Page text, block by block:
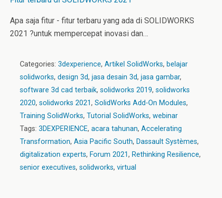
Apa saja fitur - fitur terbaru yang ada di SOLIDWORKS
2021 ?untuk mempercepat inovasi dan…
Categories: 3dexperience, Artikel SolidWorks, belajar
solidworks, design 3d, jasa desain 3d, jasa gambar,
software 3d cad terbaik, solidworks 2019, solidworks
2020, solidworks 2021, SolidWorks Add-On Modules,
Training SolidWorks, Tutorial SolidWorks, webinar
Tags: 3DEXPERIENCE, acara tahunan, Accelerating
Transformation, Asia Pacific South, Dassault Systèmes,
digitalization experts, Forum 2021, Rethinking Resilience,
senior executives, solidworks, virtual